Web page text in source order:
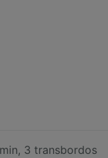
, 3 transbordos